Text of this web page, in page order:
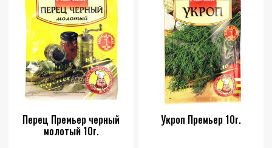
Перец Премьер черный
молотый 10г.
Укроп Премьер 10г.